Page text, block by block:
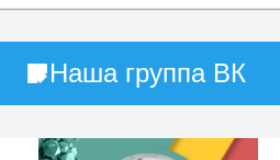
Наша группа ВК